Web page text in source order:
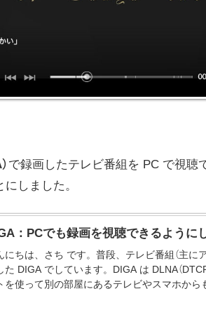
で録画したテレビ番組を PC で視聴
にしました。
：PCでも録画を視聴できるように
にちは、さち です。普段、テレビ番組（主に
た DIGA でしています。DIGA は DLNA（
を使って別の部屋にあるテレビやスマホから